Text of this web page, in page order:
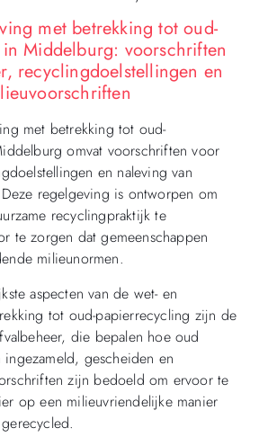
met betrekking tot oud-
Middelburg: voorschriften
recyclingdoelstellingen en
met betrekking tot oud-
omvat voorschriften voor
en naleving van
regelgeving is ontworpen om
recyclingpraktijk te
te zorgen dat gemeenschappen
milieunormen.
aspecten van de wet- en
tot oud-papierrecycling zijn de
die bepalen hoe oud
gescheiden en
zijn bedoeld om ervoor te
op een milieuvriendelijke manier